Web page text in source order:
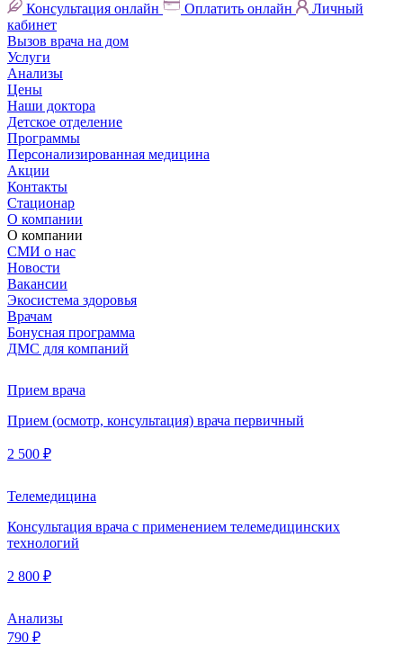
Консультация онлайн Оплатить онлайн
Личный
кабинет
Вызов врача на дом
Услуги
Анализы
Цены
Наши доктора
Детское отделение
Программы
Персонализированная медицина
Акции
Контакты
Стационар
О компании
О компании
СМИ о нас
Новости
Вакансии
Экосистема здоровья
Врачам
Бонусная программа
ДМС для компаний
Прием врача
Прием (осмотр, консультация) врача первичный
2 500 ₽
Телемедицина
Консультация врача с применением телемедицинских
технологий
2 800 ₽
Анализы
790 ₽